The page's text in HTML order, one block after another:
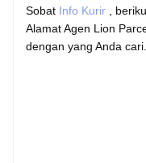
Sobat Info Kurir
,
Alamat Agen Lion
dengan yang Anda cari.